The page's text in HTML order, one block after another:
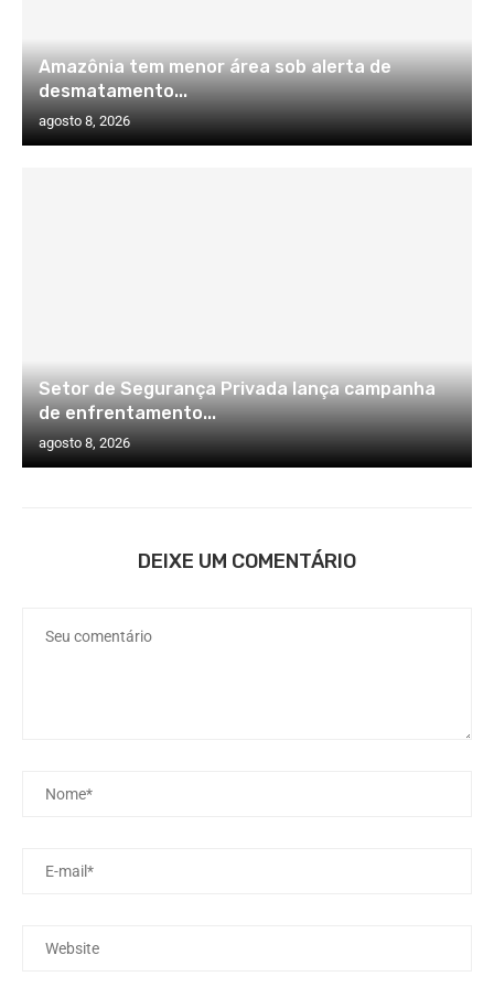
Amazônia tem menor área sob alerta de
desmatamento...
agosto 8, 2026
Setor de Segurança Privada lança campanha
de enfrentamento...
agosto 8, 2026
DEIXE UM COMENTÁRIO